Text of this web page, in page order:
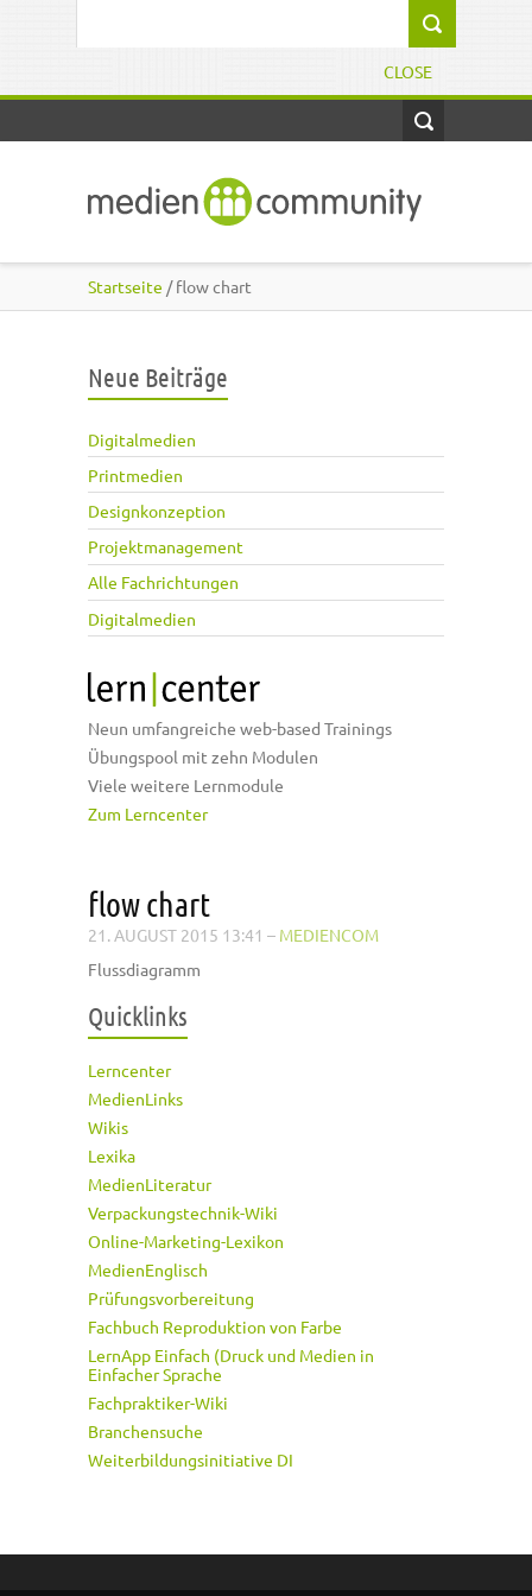
CLOSE
Startseite / flow chart
Neue Beiträge
Digitalmedien
Printmedien
Designkonzeption
Projektmanagement
Alle Fachrichtungen
Digitalmedien
Neun umfangreiche web-based Trainings
Übungspool mit zehn Modulen
Viele weitere Lernmodule
Zum Lerncenter
flow chart
21. AUGUST 2015 13:41 – MEDIENCOM
Flussdiagramm
Quicklinks
Lerncenter
MedienLinks
Wikis
Lexika
MedienLiteratur
Verpackungstechnik-Wiki
Online-Marketing-Lexikon
MedienEnglisch
Prüfungsvorbereitung
Fachbuch Reproduktion von Farbe
LernApp Einfach (Druck und Medien in
Einfacher Sprache
Fachpraktiker-Wiki
Branchensuche
Weiterbildungsinitiative DI